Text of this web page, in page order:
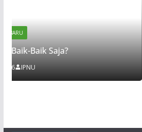
UNJUK GIGI,
JEMBER
BEBERAPA
Rabu, 7